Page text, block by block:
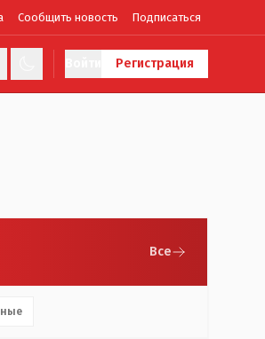
Сообщить новость Подписаться
Регистрация
Все